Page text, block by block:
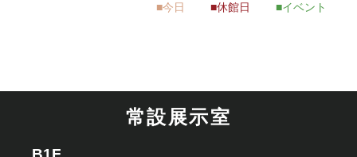
今日 休館日 イベント
常設展示室